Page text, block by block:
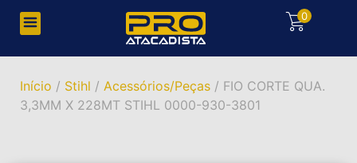
0
Início / Stihl / Acessórios/Peças / FIO CORTE QUA.
3,3MM X 228MT STIHL 0000-930-3801